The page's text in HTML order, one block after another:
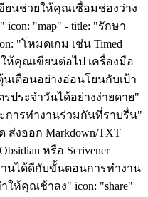
ยนช่วยให้คุณเชื่อมช่องว่าง
"map" - title: "รักษา
"โหมดเกม เช่น Timed
ยให้คุณเขียนต่อไป เครื่องมือ
เตือนอย่างอ่อนโยนกับเป้า
ประจำวันได้อย่างง่ายดาย"
ะการทำงานร่วมกันที่ราบรื่น"
ส่งออก Markdown/TXT
หรือ Scrivener
านได้ดีกับขั้นตอนการทำงาน
ห้คุณช้าลง" icon: "share"